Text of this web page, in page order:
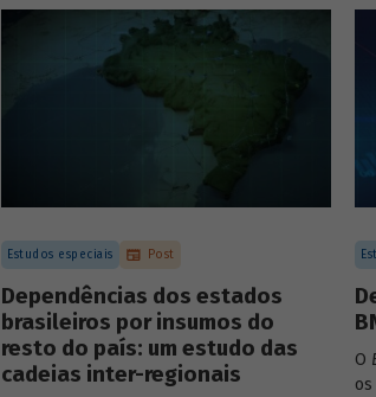
dimensões: lucratividade, solvência,
endividamento e alavancagem.
Estudos especiais Post
Dependências dos estados
brasileiros por insumos do
resto do país: um estudo das
cadeias inter-regionais
O